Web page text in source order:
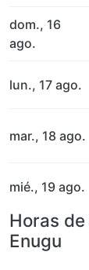
dom., 16
ago.
lun., 17 ago.
mar., 18 ago.
mié., 19 ago.
Horas
Enugu